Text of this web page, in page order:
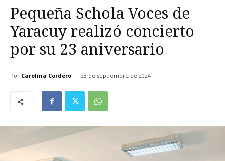
Pequeña Schola Voces de
Yaracuy realizó concierto
por su 23 aniversario
Por Carolina Cordero 23 de septiembre de 2024